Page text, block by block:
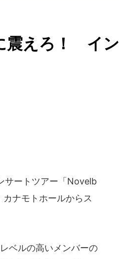
震えろ！ イン
サートツアー「Novelb
ナモトホールからス
ベルの高いメンバーの